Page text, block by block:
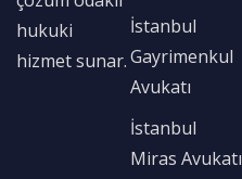
hukuki
hizmet sunar.
İstanbul
Gayrimenkul
Avukatı
İstanbul
Miras Avukatı